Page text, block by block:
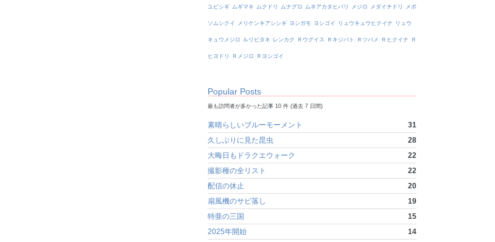
ユビシギ ムギマキ ムクドリ ムナグロ ムネアカタヒバリ メジロ メダイチドリ メボ
ソムシクイ メリケンキアシシギ ヨシガモ ヨシゴイ リュウキュウヒクイナ リュウ
キュウメジロ ルリビタキ レンカク Ｒウグイス Ｒキジバト Ｒツバメ Ｒヒクイナ Ｒ
ヒヨドリ Ｒメジロ Ｒヨシゴイ
Popular Posts
最も訪問者が多かった記事 10 件 (過去 7 日間)
素晴らしいブルーモーメント
31
久しぶりに見た昆虫
28
大晦日もドラクエウォーク
22
撮影種の全リスト
22
配信の休止
20
扇風機のサビ落し
19
特亜の三国
15
2025年開始
14